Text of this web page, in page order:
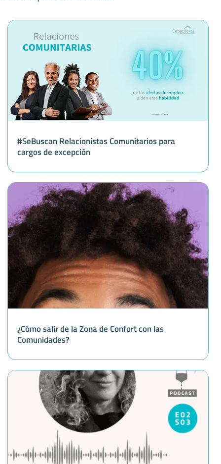
#SeBuscan Relacionistas Comunitarios para
cargos de excepción
¿Cómo salir de la Zona de Confort con las
Comunidades?